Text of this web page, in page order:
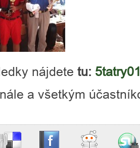
nájdete tu:
a všetkým